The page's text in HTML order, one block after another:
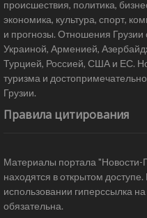
происшествия, политика,
экономика, культура, спорт,
и прогнозы. Отношения Грузии
Украиной, Арменией,
Турцией, Россией, США и ЕС.
туризма и
Грузии.
Правила цитирования
Материалы портала "Новости-
находятся в открытом доступе.
использовании гиперссылка
обязательна.